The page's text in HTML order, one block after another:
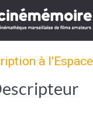
à